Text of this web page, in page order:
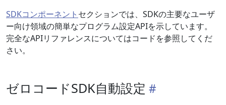
SDKコンポーネント セクションでは、SDKの主要なユーザ
ー向け領域の簡単なプログラム設定APIを示しています。
完全なAPIリファレンスについてはコードを参照してくだ
さい。
ゼロコードSDK自動設定